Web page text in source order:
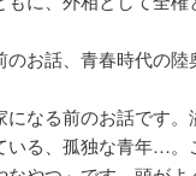
のお話、青春時代の
になる前のお話です
いる、孤独な青年…